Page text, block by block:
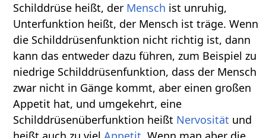
Schilddrüse heißt, der Mensch ist unruhig,
Unterfunktion heißt, der Mensch ist träge. Wenn
die Schilddrüsenfunktion nicht richtig ist, dann
kann das entweder dazu führen, zum Beispiel zu
niedrige Schilddrüsenfunktion, dass der Mensch
zwar nicht in Gänge kommt, aber einen großen
Appetit hat, und umgekehrt, eine
Schilddrüsenüberfunktion heißt Nervosität und